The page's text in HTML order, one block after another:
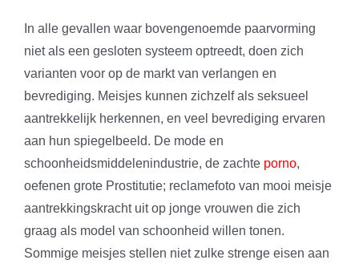
In alle gevallen waar bovengenoemde paarvorming
niet als een gesloten systeem optreedt, doen zich
varianten voor op de markt van verlangen en
bevrediging. Meisjes kunnen zichzelf als seksueel
aantrekkelijk herkennen, en veel bevrediging ervaren
aan hun spiegelbeeld. De mode en
schoonheidsmiddelenindustrie, de zachte porno,
oefenen grote Prostitutie; reclamefoto van mooi meisje
aantrekkingskracht uit op jonge vrouwen die zich
graag als model van schoonheid willen tonen.
Sommige meisjes stellen niet zulke strenge eisen aan